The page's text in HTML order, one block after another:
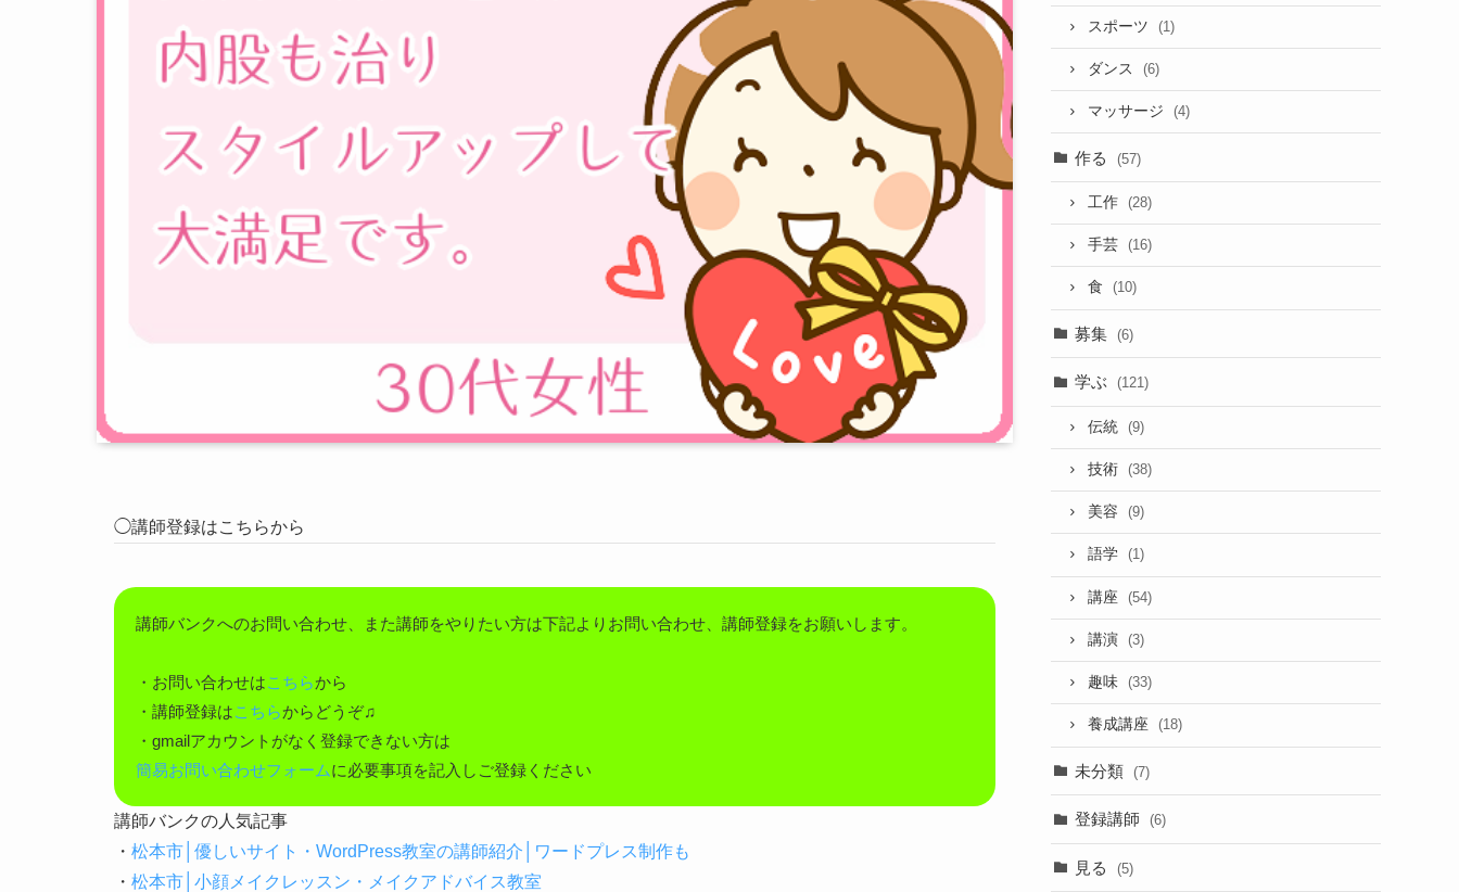
◯講師登録はこちらから
講師バンクへのお問い合わせ、また講師をやりたい方は下記よりお問い合わせ、講師登録をお願いします。
・お問い合わせはこちらから
・講師登録はこちらからどうぞ♫
・gmailアカウントがなく登録できない方は
簡易お問い合わせフォームに必要事項を記入しご登録ください
講師バンクの人気記事
・松本市│優しいサイト・WordPress教室の講師紹介│ワードプレス制作も
・松本市│小顔メイクレッスン・メイクアドバイス教室
スポーツ (1)
ダンス (6)
マッサージ (4)
作る (57)
工作 (28)
手芸 (16)
食 (10)
募集 (6)
学ぶ (121)
伝統 (9)
技術 (38)
美容 (9)
語学 (1)
講座 (54)
講演 (3)
趣味 (33)
養成講座 (18)
未分類 (7)
登録講師 (6)
見る (5)